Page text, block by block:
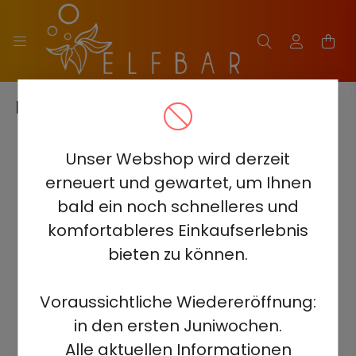
Unser Webshop wird derzeit
erneuert und gewartet, um Ihnen
bald ein noch schnelleres und
komfortableres Einkaufserlebnis
bieten zu können.
Voraussichtliche Wiedereröffnung:
in den ersten Juniwochen.
Alle aktuellen Informationen
FAQ
FAQ - Einweg-Vapes
Was sind Einweg-Vapes?
Einweg-Vapes
sind Einweg-E-Zigaretten, die vorgefüllt
mitE-Liquidund einer vollständig aufgeladenen Batterie
geliefert werden. Sie sind für Bequemlichkeit
Wie benutze ich ein Einweg-Vape?
Die Verwendung einesEinweg-Vapeist einfach. Nehmen